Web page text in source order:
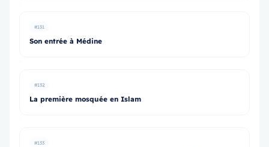
#131
Son entrée à Médine
#132
La première mosquée en Islam
#133